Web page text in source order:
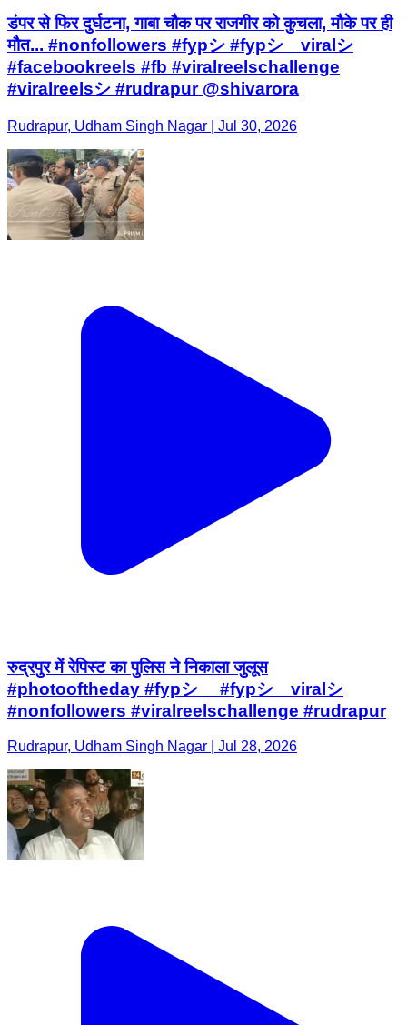
डंपर से फिर दुर्घटना, गाबा चौक पर राजगीर को कुचला, मौके पर ही
मौत... #nonfollowers #fypシ #fypシ゚viralシ
#facebookreels #fb #viralreelschallenge
#viralreelsシ #rudrapur @shivarora
Rudrapur, Udham Singh Nagar | Jul 30, 2026
रुद्रपुर में रेपिस्ट का पुलिस ने निकाला जुलूस
#photooftheday #fypシ゚ #fypシ゚viralシ
#nonfollowers #viralreelschallenge #rudrapur
Rudrapur, Udham Singh Nagar | Jul 28, 2026